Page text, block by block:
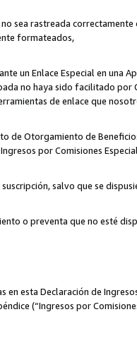
sea rastreada
formateados,
un Enlace Especial en una
no haya sido facilitado
de enlace que
de Otorgamiento de
por Comisiones
salvo que se
o preventa que no esté
en esta Declaración de
(“Ingresos por